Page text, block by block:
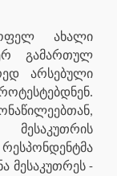
ახალი
გამართულ
არსებული
მესაკუთრეს -